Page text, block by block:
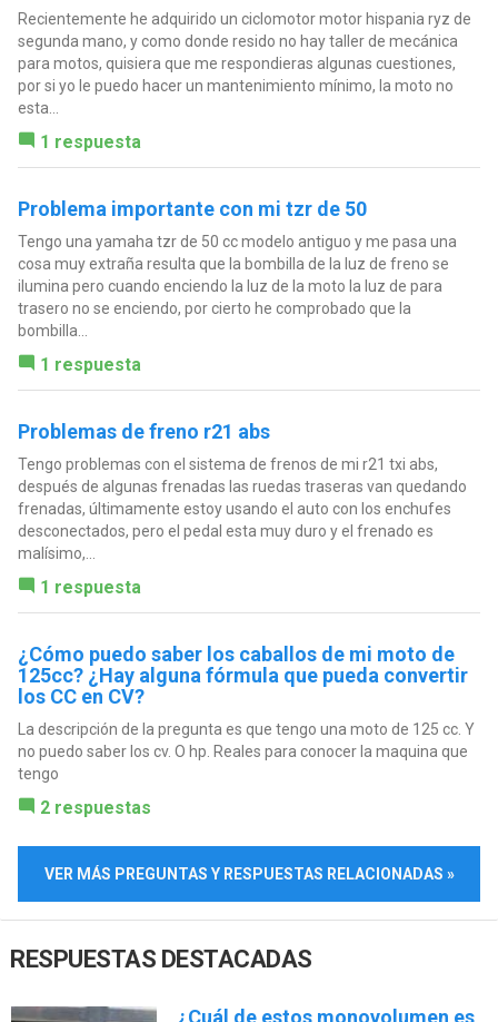
Recientemente he adquirido un ciclomotor motor hispania ryz de
segunda mano, y como donde resido no hay taller de mecánica
para motos, quisiera que me respondieras algunas cuestiones,
por si yo le puedo hacer un mantenimiento mínimo, la moto no
esta...
1 respuesta
Problema importante con mi tzr de 50
Tengo una yamaha tzr de 50 cc modelo antiguo y me pasa una
cosa muy extraña resulta que la bombilla de la luz de freno se
ilumina pero cuando enciendo la luz de la moto la luz de para
trasero no se enciendo, por cierto he comprobado que la
bombilla...
1 respuesta
Problemas de freno r21 abs
Tengo problemas con el sistema de frenos de mi r21 txi abs,
después de algunas frenadas las ruedas traseras van quedando
frenadas, últimamente estoy usando el auto con los enchufes
desconectados, pero el pedal esta muy duro y el frenado es
malísimo,...
1 respuesta
¿Cómo puedo saber los caballos de mi moto de
125cc? ¿Hay alguna fórmula que pueda convertir
los CC en CV?
La descripción de la pregunta es que tengo una moto de 125 cc. Y
no puedo saber los cv. O hp. Reales para conocer la maquina que
tengo
2 respuestas
VER MÁS PREGUNTAS Y RESPUESTAS RELACIONADAS »
RESPUESTAS DESTACADAS
¿Cuál de estos monovolumen es